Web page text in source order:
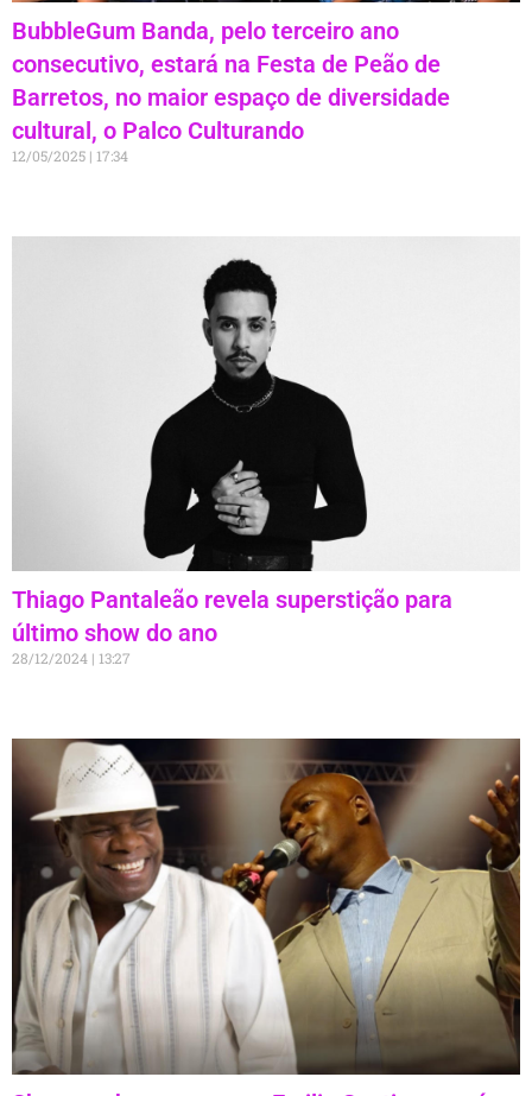
BubbleGum Banda, pelo terceiro ano
consecutivo, estará na Festa de Peão de
Barretos, no maior espaço de diversidade
cultural, o Palco Culturando
12/05/2025 17:34
Thiago Pantaleão revela superstição para
último show do ano
28/12/2024 13:27